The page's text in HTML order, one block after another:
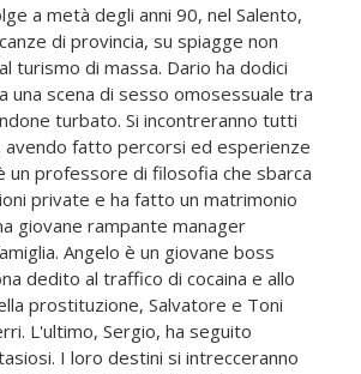
a metà degli anni 90, nel Salento,
di provincia, su spiagge non
turismo di massa. Dario ha dodici
una scena di sesso omosessuale tra
turbato. Si incontreranno tutti
avendo fatto percorsi ed esperienze
un professore di filosofia che sbarca
private e ha fatto un matrimonio
giovane rampante manager
Angelo è un giovane boss
dedito al traffico di cocaina e allo
prostituzione, Salvatore e Toni
L'ultimo, Sergio, ha seguito
I loro destini si intrecceranno